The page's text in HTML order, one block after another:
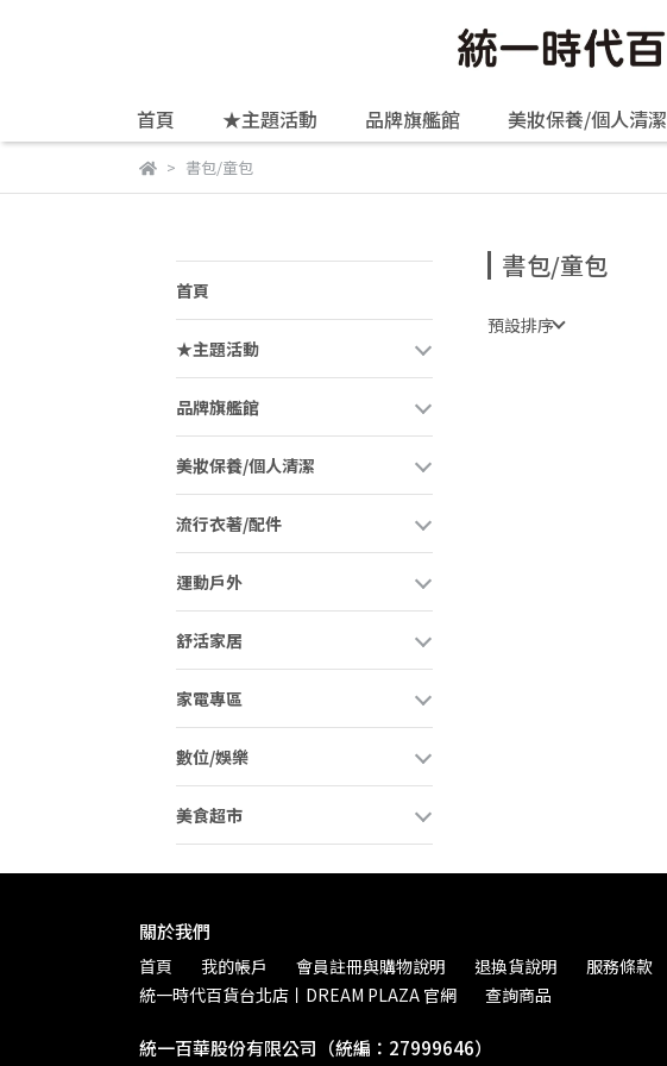
首頁 ★主題活動 品牌旗艦館 美妝保養/個人清潔
書包/童包
首頁
★主題活動
品牌旗艦館
美妝保養/個人清潔
流行衣著/配件
運動戶外
舒活家居
家電專區
數位/娛樂
美食超市
書包/童包
預設排序
關於我們
首頁 我的帳戶 會員註冊與購物說明 退換貨說明 服務條款
統一時代百貨台北店丨DREAM PLAZA 官網
查詢商品
統一百華股份有限公司（統編：27999646）